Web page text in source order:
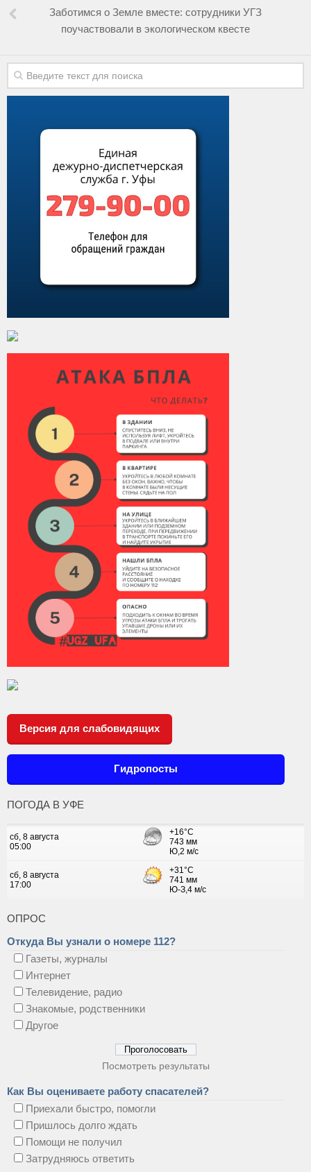
Заботимся о Земле вместе: сотрудники УГЗ
поучаствовали в экологическом квесте
Версия для слабовидящих
Гидропосты
ПОГОДА В УФЕ
ОПРОС
Откуда Вы узнали о номере 112?
Газеты, журналы
Интернет
Телевидение, радио
Знакомые, родственники
Другое
Посмотреть результаты
Как Вы оцениваете работу спасателей?
Приехали быстро, помогли
Пришлось долго ждать
Помощи не получил
Затрудняюсь ответить